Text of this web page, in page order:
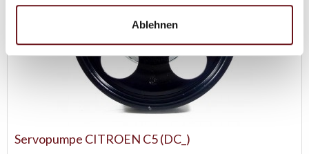
Ablehnen
Servopumpe CITROEN C5 (DC_)